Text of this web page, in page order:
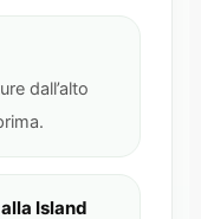
dall’alto
Island